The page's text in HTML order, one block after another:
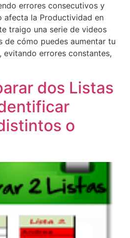
errores consecutivos y
afecta la Productividad en
traigo una serie de videos
cómo puedes aumentar tu
errores constantes,
dos Listas
o